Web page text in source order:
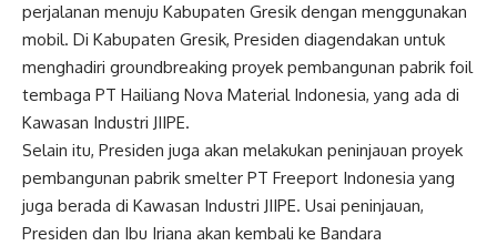
perjalanan menuju Kabupaten Gresik dengan menggunakan
mobil. Di Kabupaten Gresik, Presiden diagendakan untuk
menghadiri groundbreaking proyek pembangunan pabrik foil
tembaga PT Hailiang Nova Material Indonesia, yang ada di
Kawasan Industri JIIPE.
Selain itu, Presiden juga akan melakukan peninjauan proyek
pembangunan pabrik smelter PT Freeport Indonesia yang
juga berada di Kawasan Industri JIIPE. Usai peninjauan,
Presiden dan Ibu Iriana akan kembali ke Bandara